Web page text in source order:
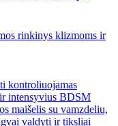
intensyvius BDSM
maišelis su vamzdeliu,
valdyti ir tiksliai